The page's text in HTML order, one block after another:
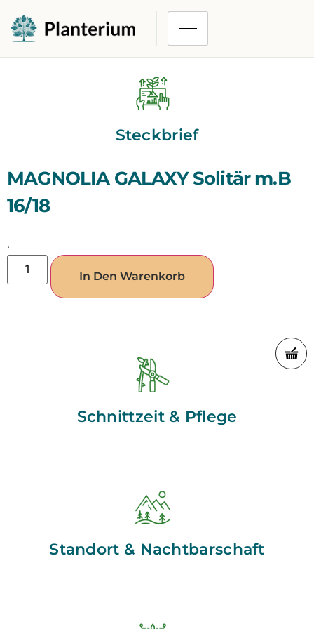
Steckbrief
MAGNOLIA GALAXY Solitär m.B
16/18
.
In Den Warenkorb
Schnittzeit & Pflege
Standort & Nachtbarschaft